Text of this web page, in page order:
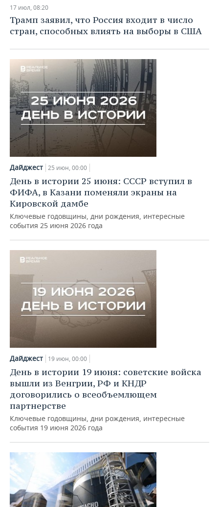
17 июл, 08:20
Трамп заявил, что Россия входит в число
стран, способных влиять на выборы в США
Дайджест 25 июн, 00:00
День в истории 25 июня: СССР вступил в
ФИФА, в Казани поменяли экраны на
Кировской дамбе
Ключевые годовщины, дни рождения, интересные
события 25 июня 2026 года
Дайджест 19 июн, 00:00
День в истории 19 июня: советские войска
вышли из Венгрии, РФ и КНДР
договорились о всеобъемлющем
партнерстве
Ключевые годовщины, дни рождения, интересные
события 19 июня 2026 года